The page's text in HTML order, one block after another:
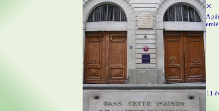
×
A
11